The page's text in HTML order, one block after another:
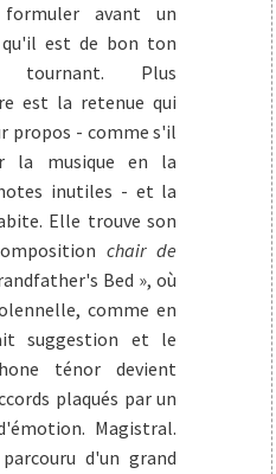
avant un
qu'il est de bon ton
tournant. Plus
est la retenue qui
propos - comme s'il
la musique en la
inutiles - et la
Elle trouve son
chair de
Bed », où
comme en
suggestion et le
ténor devient
plaqués par un
Magistral.
d'un grand